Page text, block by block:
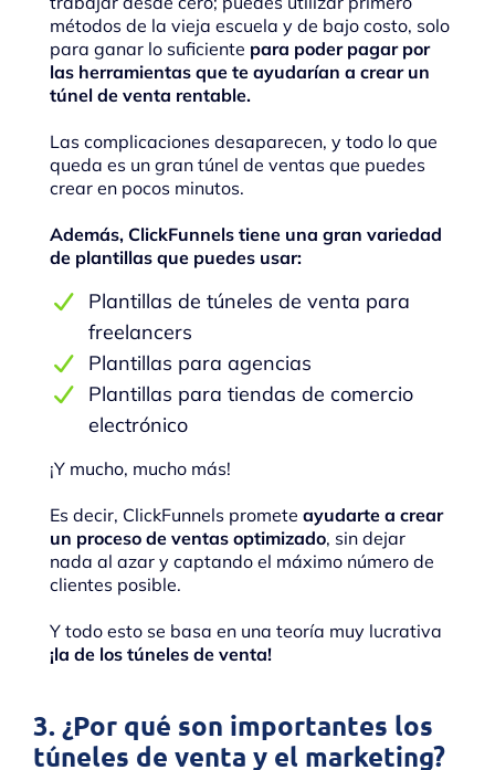
métodos de la vieja escuela y de bajo costo, solo
para ganar lo suficiente para poder pagar por
las herramientas que te ayudarían a crear un
túnel de venta rentable.
Las complicaciones desaparecen, y todo lo que
queda es un gran túnel de ventas que puedes
crear en pocos minutos.
Además, ClickFunnels tiene una gran variedad
de plantillas que puedes usar:
Plantillas de túneles de venta para
freelancers
Plantillas para agencias
Plantillas para tiendas de comercio
electrónico
¡Y mucho, mucho más!
Es decir, ClickFunnels promete ayudarte a crear
un proceso de ventas optimizado, sin dejar
nada al azar y captando el máximo número de
clientes posible.
Y todo esto se basa en una teoría muy lucrativa
¡la de los túneles de venta!
3. ¿Por qué son importantes los
túneles de venta y el marketing?